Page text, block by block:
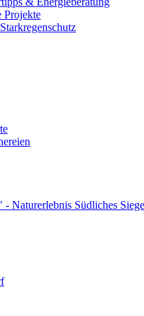
Projekte
Naturerlebnis Südliches